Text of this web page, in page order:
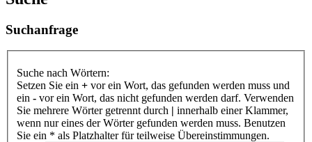
Suchanfrage
Suche nach Wörtern:
Setzen Sie ein + vor ein Wort, das gefunden werden muss und
ein - vor ein Wort, das nicht gefunden werden darf. Verwenden
Sie mehrere Wörter getrennt durch | innerhalb einer Klammer,
wenn nur eines der Wörter gefunden werden muss. Benutzen
Sie ein * als Platzhalter für teilweise Übereinstimmungen.